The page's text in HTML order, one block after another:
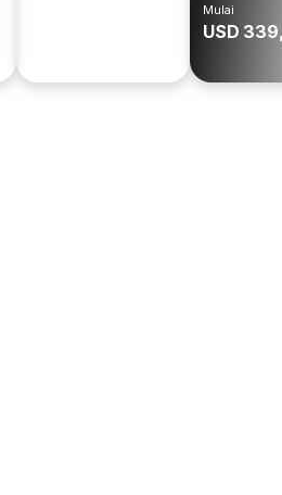
Mulai
USD